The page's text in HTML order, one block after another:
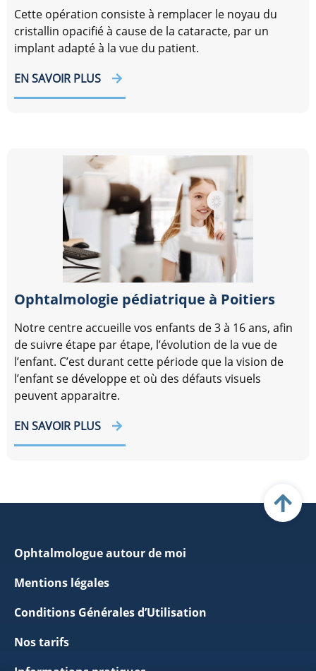
Cette opération consiste à remplacer le noyau du
cristallin opacifié à cause de la cataracte, par un
implant adapté à la vue du patient.
EN SAVOIR PLUS
Ophtalmologie pédiatrique à Poitiers
Notre centre accueille vos enfants de 3 à 16 ans, afin
de suivre étape par étape, l’évolution de la vue de
l’enfant. C’est durant cette période que la vision de
l’enfant se développe et où des défauts visuels
peuvent apparaitre.
EN SAVOIR PLUS
Ophtalmologue autour de moi
Mentions légales
Conditions Générales d’Utilisation
Nos tarifs